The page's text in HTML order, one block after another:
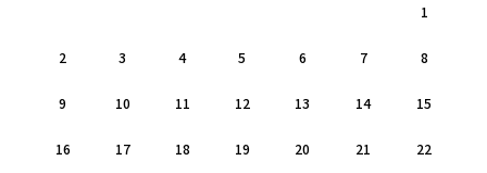
1
2 3 4 5 6 7 8
9 10 11 12 13 14 15
16 17 18 19 20 21 22